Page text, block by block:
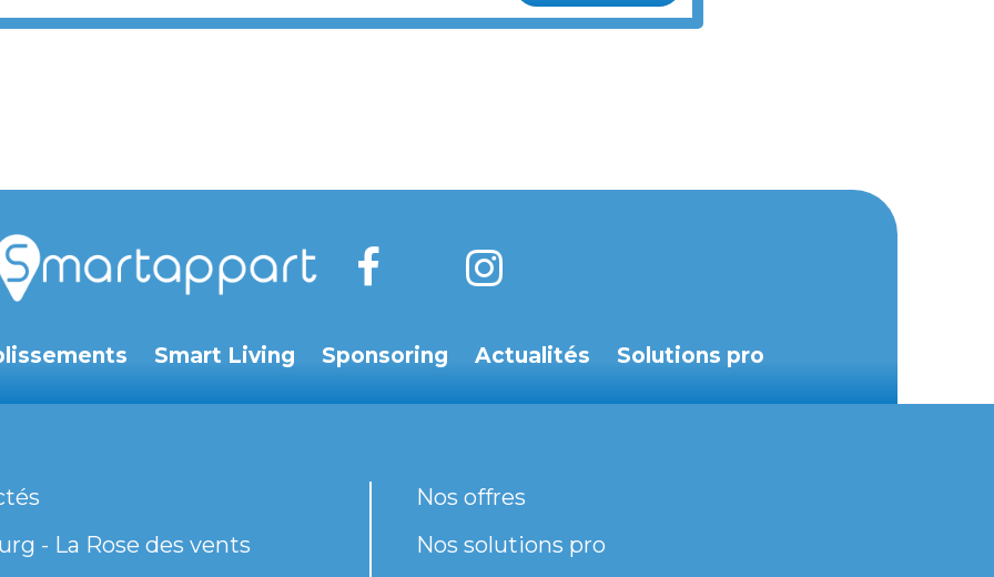
Smart Living Sponsoring Actualités Solutions pro
- La Rose des vents
Nos offres
Nos solutions pro